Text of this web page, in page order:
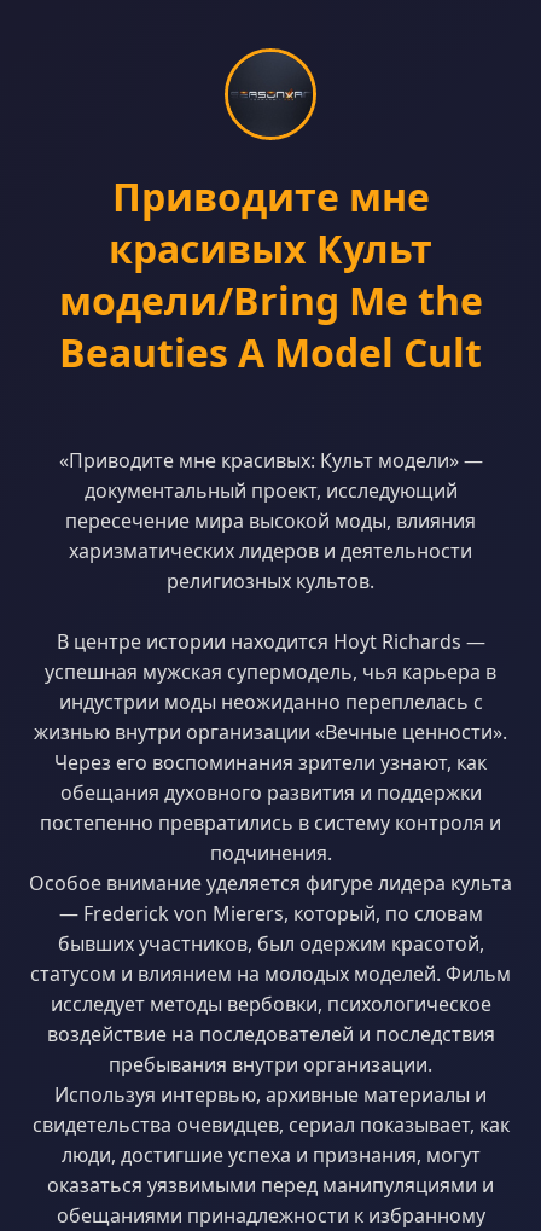
Приводите мне
красивых Культ
модели/Bring Me the
Beauties A Model Cult
«Приводите мне красивых: Культ модели» —
документальный проект, исследующий
пересечение мира высокой моды, влияния
харизматических лидеров и деятельности
религиозных культов.
В центре истории находится Hoyt Richards —
успешная мужская супермодель, чья карьера в
индустрии моды неожиданно переплелась с
жизнью внутри организации «Вечные ценности».
Через его воспоминания зрители узнают, как
обещания духовного развития и поддержки
постепенно превратились в систему контроля и
подчинения.
Особое внимание уделяется фигуре лидера культа
— Frederick von Mierers, который, по словам
бывших участников, был одержим красотой,
статусом и влиянием на молодых моделей. Фильм
исследует методы вербовки, психологическое
воздействие на последователей и последствия
пребывания внутри организации.
Используя интервью, архивные материалы и
свидетельства очевидцев, сериал показывает, как
люди, достигшие успеха и признания, могут
оказаться уязвимыми перед манипуляциями и
обещаниями принадлежности к избранному